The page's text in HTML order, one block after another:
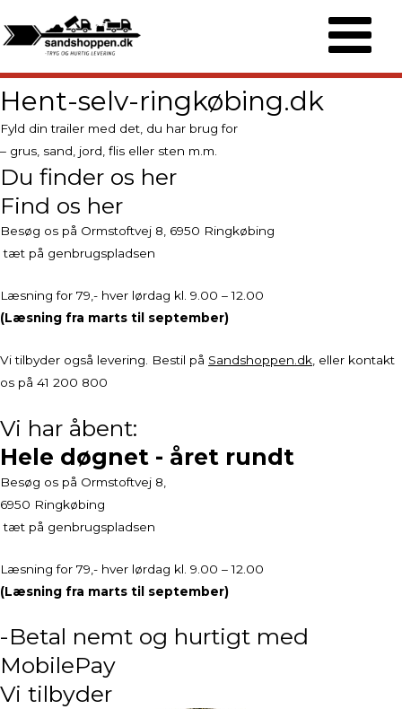
indholdet
Main
Menu
Hent-selv-ringkøbing.dk
Fyld din trailer med det, du har brug for
– grus, sand, jord, flis eller sten m.m.
Du finder os her
Find os her
Besøg os på Ormstoftvej 8, 6950 Ringkøbing
tæt på genbrugspladsen
Læsning for 79,- hver lørdag kl. 9.00 – 12.00
(Læsning fra marts til september)
Vi tilbyder også levering. Bestil på Sandshoppen.dk , eller kontakt
os på 41 200 800
Vi har åbent:
Hele døgnet - året rundt
Besøg os på Ormstoftvej 8,
6950 Ringkøbing
tæt på genbrugspladsen
Læsning for 79,- hver lørdag kl. 9.00 – 12.00
(Læsning fra marts til september)
-Betal nemt og hurtigt med
MobilePay
Vi tilbyder